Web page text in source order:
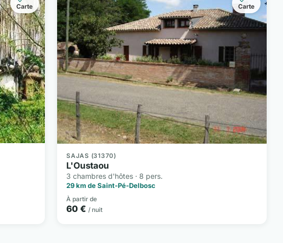
Carte Carte
SAJAS (31370)
L'Oustaou
3 chambres d'hôtes · 8 pers.
29 km de Saint-Pé-Delbosc
À partir de
60 € / nuit